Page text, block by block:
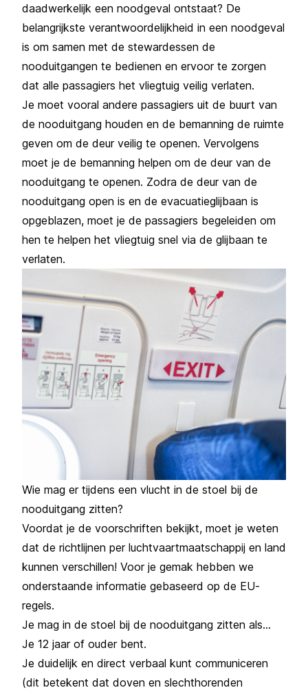
daadwerkelijk een noodgeval ontstaat? De
belangrijkste verantwoordelijkheid in een noodgeval
is om samen met de stewardessen de
nooduitgangen te bedienen en ervoor te zorgen
dat alle passagiers het vliegtuig veilig verlaten.
Je moet vooral andere passagiers uit de buurt van
de nooduitgang houden en de bemanning de ruimte
geven om de deur veilig te openen. Vervolgens
moet je de bemanning helpen om de deur van de
nooduitgang te openen. Zodra de deur van de
nooduitgang open is en de evacuatieglijbaan is
opgeblazen, moet je de passagiers begeleiden om
hen te helpen het vliegtuig snel via de glijbaan te
verlaten.
Wie mag er tijdens een vlucht in de stoel bij de
nooduitgang zitten?
Voordat je de voorschriften bekijkt, moet je weten
dat de richtlijnen per luchtvaartmaatschappij en land
kunnen verschillen! Voor je gemak hebben we
onderstaande informatie gebaseerd op de EU-
regels.
Je mag in de stoel bij de nooduitgang zitten als...
Je 12 jaar of ouder bent.
Je duidelijk en direct verbaal kunt communiceren
(dit betekent dat doven en slechthorenden